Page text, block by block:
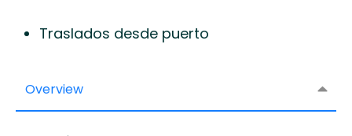
Traslados desde puerto
Overview